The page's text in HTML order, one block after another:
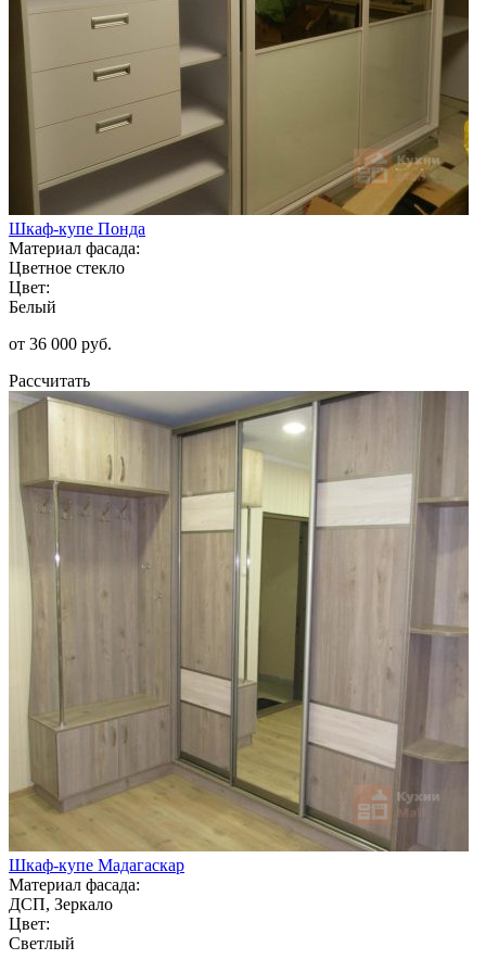
Шкаф-купе Понда
Материал фасада:
Цветное стекло
Цвет:
Белый
от 36 000 руб.
Рассчитать
Шкаф-купе Мадагаскар
Материал фасада:
ДСП, Зеркало
Цвет:
Светлый